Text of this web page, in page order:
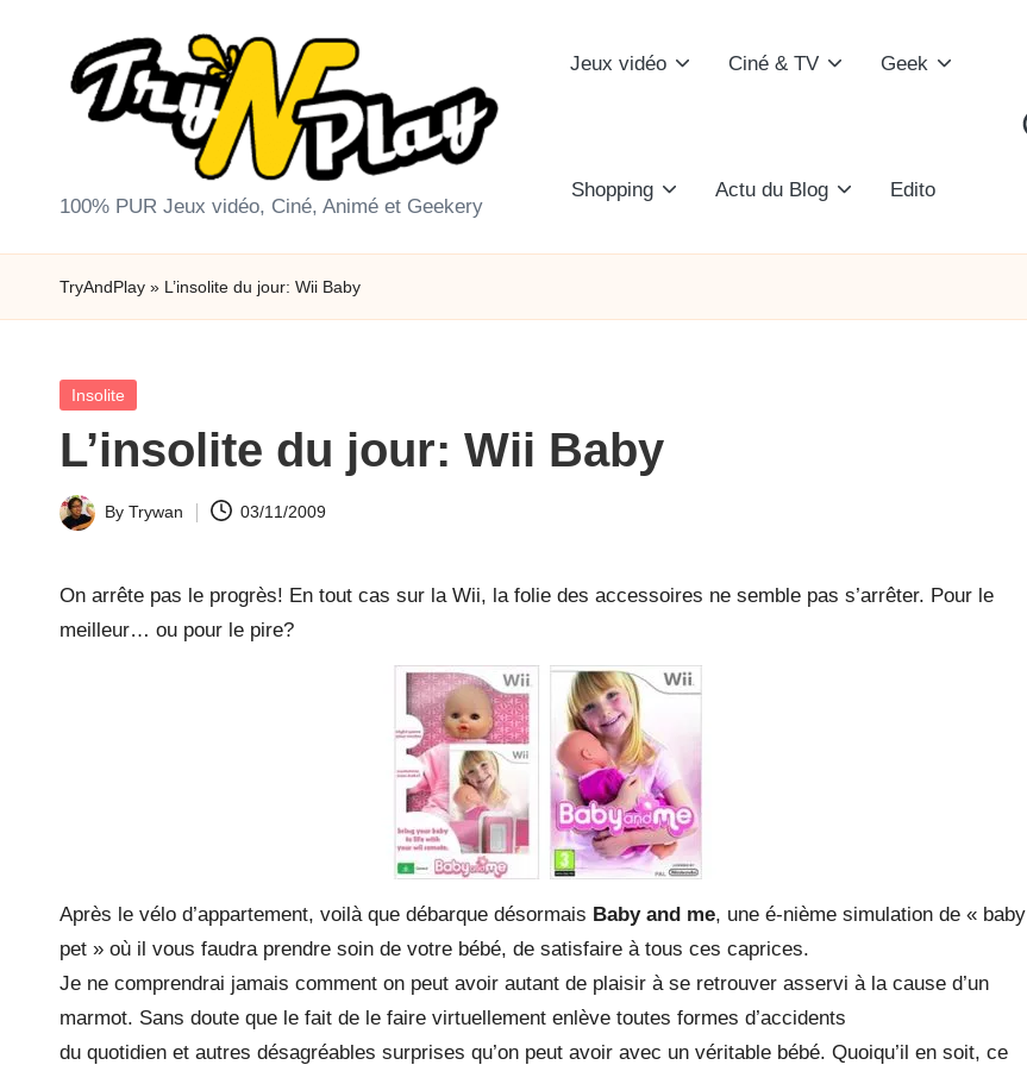
T
r
y
A
n
d
P
la
y.
100% PUR Jeux vidéo, Ciné, Animé et Geekery
Jeux vidéo Ciné & TV Geek
Shopping Actu du Blog Edito
TryAndPlay » L’insolite du jour: Wii Baby
Posted
Insolite
L’insolite du jour: Wii Baby
Posted
By Trywan 03/11/2009
On arrête pas le progrès! En tout cas sur la Wii, la folie des accessoires ne semble pas s’arrêter. Pour le
meilleur… ou pour le pire?
Après le vélo d’appartement, voilà que débarque désormais Baby and me, une é-nième simulation de « baby
pet » où il vous faudra prendre soin de votre bébé, de satisfaire à tous ces caprices.
Je ne comprendrai jamais comment on peut avoir autant de plaisir à se retrouver asservi à la cause d’un
marmot. Sans doute que le fait de le faire virtuellement enlève toutes formes d’accidents
du quotidien et autres désagréables surprises qu’on peut avoir avec un véritable bébé. Quoiqu’il en soit, ce